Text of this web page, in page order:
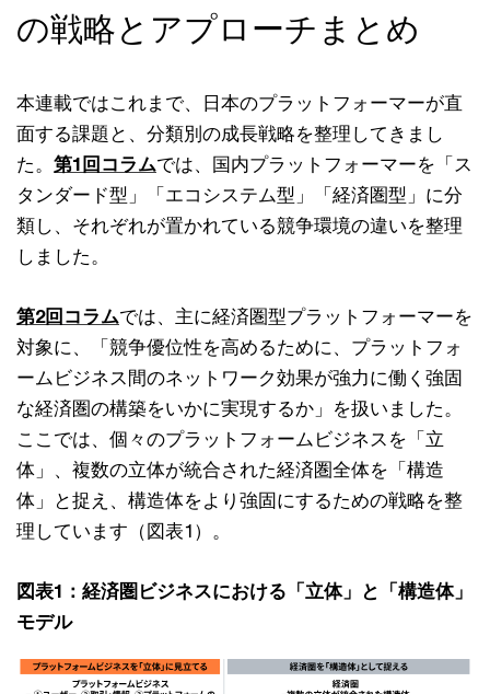
の戦略とアプローチまとめ
本連載ではこれまで、日本のプラットフォーマーが直
面する課題と、分類別の成長戦略を整理してきまし
た。 第1回コラムでは、国内プラットフォーマーを「ス
タンダード型」「エコシステム型」「経済圏型」に分
類し、それぞれが置かれている競争環境の違いを整理
しました。
第2回コラムでは、主に経済圏型プラットフォーマーを
対象に、「競争優位性を高めるために、プラットフォ
ームビジネス間のネットワーク効果が強力に働く強固
な経済圏の構築をいかに実現するか」を扱いました。
ここでは、個々のプラットフォームビジネスを「立
体」、複数の立体が統合された経済圏全体を「構造
体」と捉え、構造体をより強固にするための戦略を整
理しています（図表1）。
図表1：経済圏ビジネスにおける「立体」と「構造体」
モデル​